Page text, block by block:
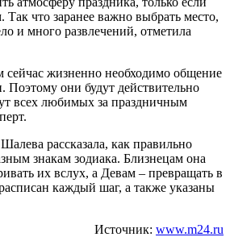
Так что заранее важно выбрать место,
и много развлечений, отметила
жизненно необходимо общение
они будут действительно
всех любимых за праздничным
рассказала, как правильно
знакам зодиака. Близнецам она
их вслух, а Девам – превращать в
каждый шаг, а также указаны
Источник: www.m24.ru